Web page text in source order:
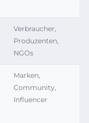
Verbraucher,
Produzenten,
NGOs
Marken,
Community,
Influencer